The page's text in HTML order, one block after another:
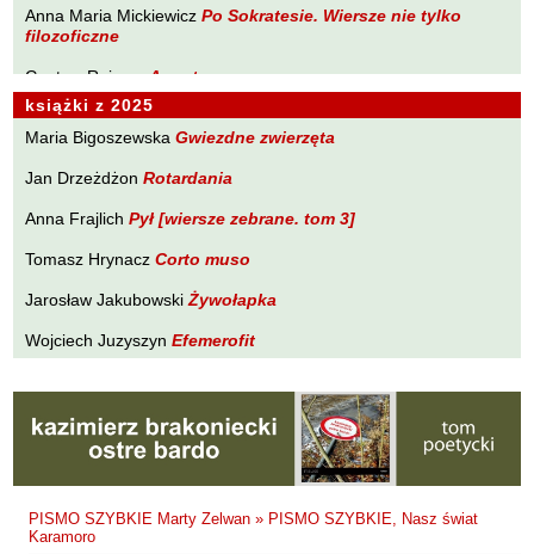
Cichowlas Robert
Cisło Maciej
Czaplewski Wojciech
Czuku Marek
Drobnik Łukasz
Drzewucki Janusz
Fajfer Kazimierz
Fajfer Zenon
Filipowski Michał
Fluks Piotr
POPNARRACJE Łukasza Drobnika
PURPURA Izabeli Szolc
WĘDRÓWKI NIEWĘDRUJĄCEGO Ryszarda Lenca
Z DALA OD ZGIEŁKU Tadeusza Zubińskiego
Anna Maria MickiewiczPo Sokratesie. Wiersze nie tylko
filozoficzne
Gustaw RajmusAngst
Karol SamselAutodafe 9
książki z 2025
Maria BigoszewskaGwiezdne zwierzęta
Jan DrzeżdżonRotardania
Anna FrajlichPył [wiersze zebrane. tom 3]
Tomasz HrynaczCorto muso
Jarosław JakubowskiŻywołapka
Wojciech JuzyszynEfemerofit
Andrzej KopackiAgrygent
Zbigniew KosiorowskiNawrót
Artur Daniel Liskowacki
PISMO SZYBKIE Marty Zelwan» PISMO SZYBKIE, Nasz świat
Karamoro